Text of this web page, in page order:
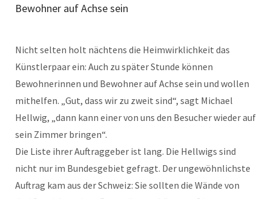
Bewohner auf Achse sein
Nicht selten holt nächtens die Heimwirklichkeit das
Künstlerpaar ein: Auch zu später Stunde können
Bewohnerinnen und Bewohner auf Achse sein und wollen
mithelfen. „Gut, dass wir zu zweit sind“, sagt Michael
Hellwig, „dann kann einer von uns den Besucher wieder auf
sein Zimmer bringen“.
Die Liste ihrer Auftraggeber ist lang. Die Hellwigs sind
nicht nur im Bundesgebiet gefragt. Der ungewöhnlichste
Auftrag kam aus der Schweiz: Sie sollten die Wände von